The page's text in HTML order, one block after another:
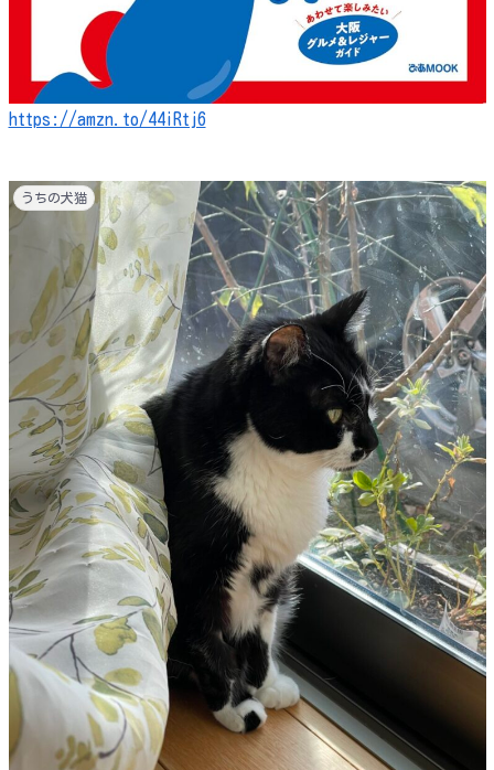
https://amzn.to/44iRtj6
うちの犬猫